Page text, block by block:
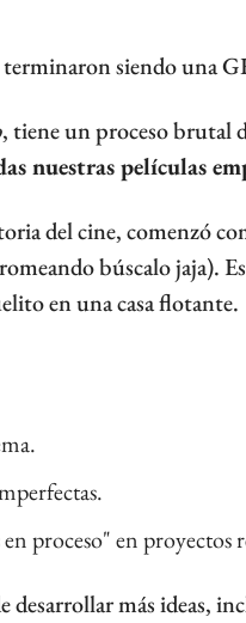
terminaron siendo una
, tiene un proceso brutal
nuestras películas
del cine, comenzó
búscalo jaja).
en una casa flotante.
proceso" en proyectos
desarrollar más ideas,